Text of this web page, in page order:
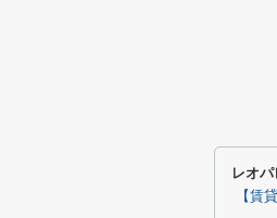
レオ
【賃